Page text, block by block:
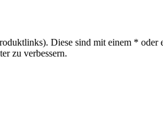
Diese sind mit einem *
zu verbessern.